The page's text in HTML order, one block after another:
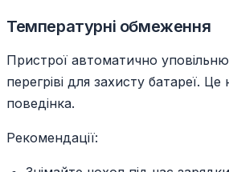
Температурні обмеження
Пристрої автоматично
перегріві для захисту батареї.
поведінка.
Рекомендації: